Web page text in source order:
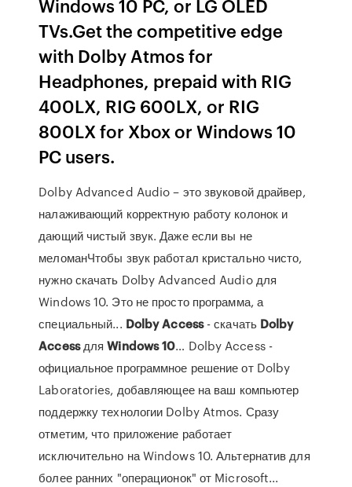
Windows 10 PC, or LG OLED
TVs.Get the competitive edge
with Dolby Atmos for
Headphones, prepaid with RIG
400LX, RIG 600LX, or RIG
800LX for Xbox or Windows 10
PC users.
Dolby Advanced Audio – это звуковой драйвер,
налаживающий корректную работу колонок и
дающий чистый звук. Даже если вы не
меломанЧтобы звук работал кристально чисто,
нужно скачать Dolby Advanced Audio для
Windows 10. Это не просто программа, а
специальный... DolbyAccess- скачать Dolby
AccessдляWindows10… Dolby Access -
официальное программное решение от Dolby
Laboratories, добавляющее на ваш компьютер
поддержку технологии Dolby Atmos. Сразу
отметим, что приложение работает
исключительно на Windows 10. Альтернатив для
более ранних "операционок" от Microsoft...